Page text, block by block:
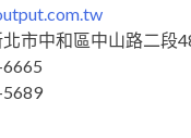
市中和區中山路二段